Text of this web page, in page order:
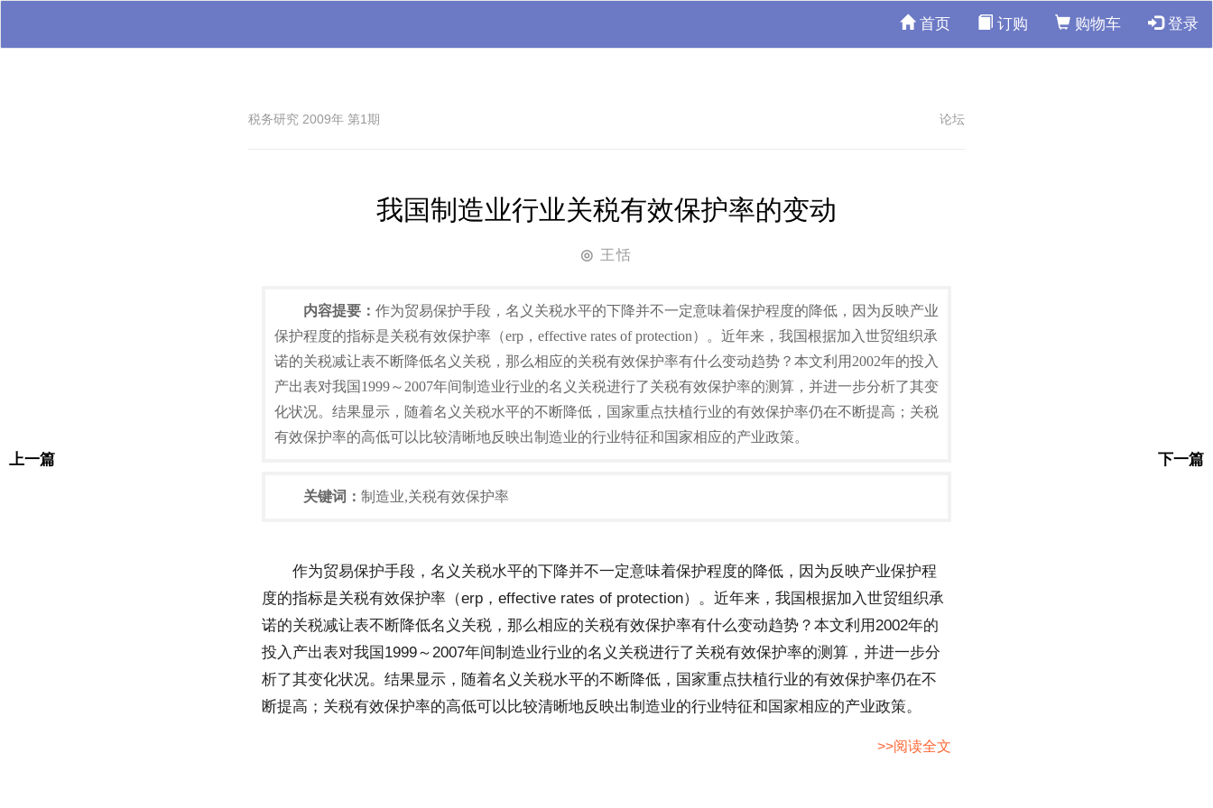
首页 订购 购物车 登录
税务研究 2009年 第1期 论坛
我国制造业行业关税有效保护率的变动
◎ 王恬
上一篇 下一篇
内容提要： 作为贸易保护手段，名义关税水平的下降并不一定意味着保护程度的降低，因为反映产业
保护程度的指标是关税有效保护率（erp，effective rates of protection）。近年来，我国根据加入世贸组织承
诺的关税减让表不断降低名义关税，那么相应的关税有效保护率有什么变动趋势？本文利用2002年的投入
产出表对我国1999～2007年间制造业行业的名义关税进行了关税有效保护率的测算，并进一步分析了其变
化状况。结果显示，随着名义关税水平的不断降低，国家重点扶植行业的有效保护率仍在不断提高；关税
有效保护率的高低可以比较清晰地反映出制造业的行业特征和国家相应的产业政策。
关键词： 制造业,关税有效保护率
作为贸易保护手段，名义关税水平的下降并不一定意味着保护程度的降低，因为反映产业保护程
度的指标是关税有效保护率（erp，effective rates of protection）。近年来，我国根据加入世贸组织承
诺的关税减让表不断降低名义关税，那么相应的关税有效保护率有什么变动趋势？本文利用2002年的
投入产出表对我国1999～2007年间制造业行业的名义关税进行了关税有效保护率的测算，并进一步分
析了其变化状况。结果显示，随着名义关税水平的不断降低，国家重点扶植行业的有效保护率仍在不
断提高；关税有效保护率的高低可以比较清晰地反映出制造业的行业特征和国家相应的产业政策。
>>阅读全文